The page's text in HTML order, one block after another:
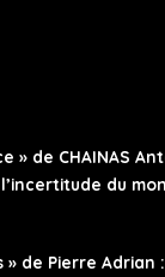
» de CHAINAS
du
» de Pierre Adrian